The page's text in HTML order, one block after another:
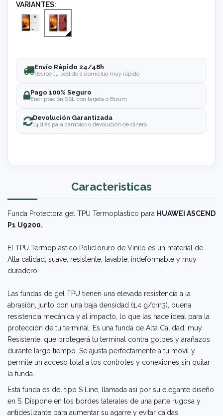
VARIANTES:
Envío Rápido 24/48h
Recibe tu pedido a domicilio muy rápido
Pago 100% Seguro
Encriptación SSL con tarjeta o Bizum
Devolución Garantizada
14 días para cambios o devolución de dinero
Caracteristicas
Funda Protectora gel TPU Termoplástico para HUAWEI ASCEND
P1 U9200.
El TPU Termoplástico Policloruro de Vinilo es un material de
Alta calidad, suave, resistente, lavable, indeformable y muy
duradero
Las fundas de gel TPU tienen una elevada resistencia a la
abrasión, junto con una baja densidad (1,4 g/cm3), buena
resistencia mecánica y al impacto, lo que las hace ideal para la
protección de tu terminal. Es una funda de Alta Calidad, muy
Resistente, que protegerá tu terminal contra golpes y arañazos
durante largo tiempo. Se ajusta perfectamente a tu móvil y
permite un acceso total a los controles y conexiones sin quitar
la funda.
Esta funda es del tipo S Line, llamada así por su elegante diseño
en S. Dispone en los bordes laterales de una parte rugosa y
antideslizante para aumentar su agarre y evitar caídas.